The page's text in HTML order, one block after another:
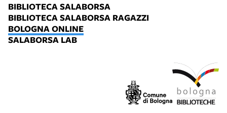
BIBLIOTECA SALABORSA
BIBLIOTECA SALABORSA RAGAZZI
BOLOGNA ONLINE
SALABORSA LAB